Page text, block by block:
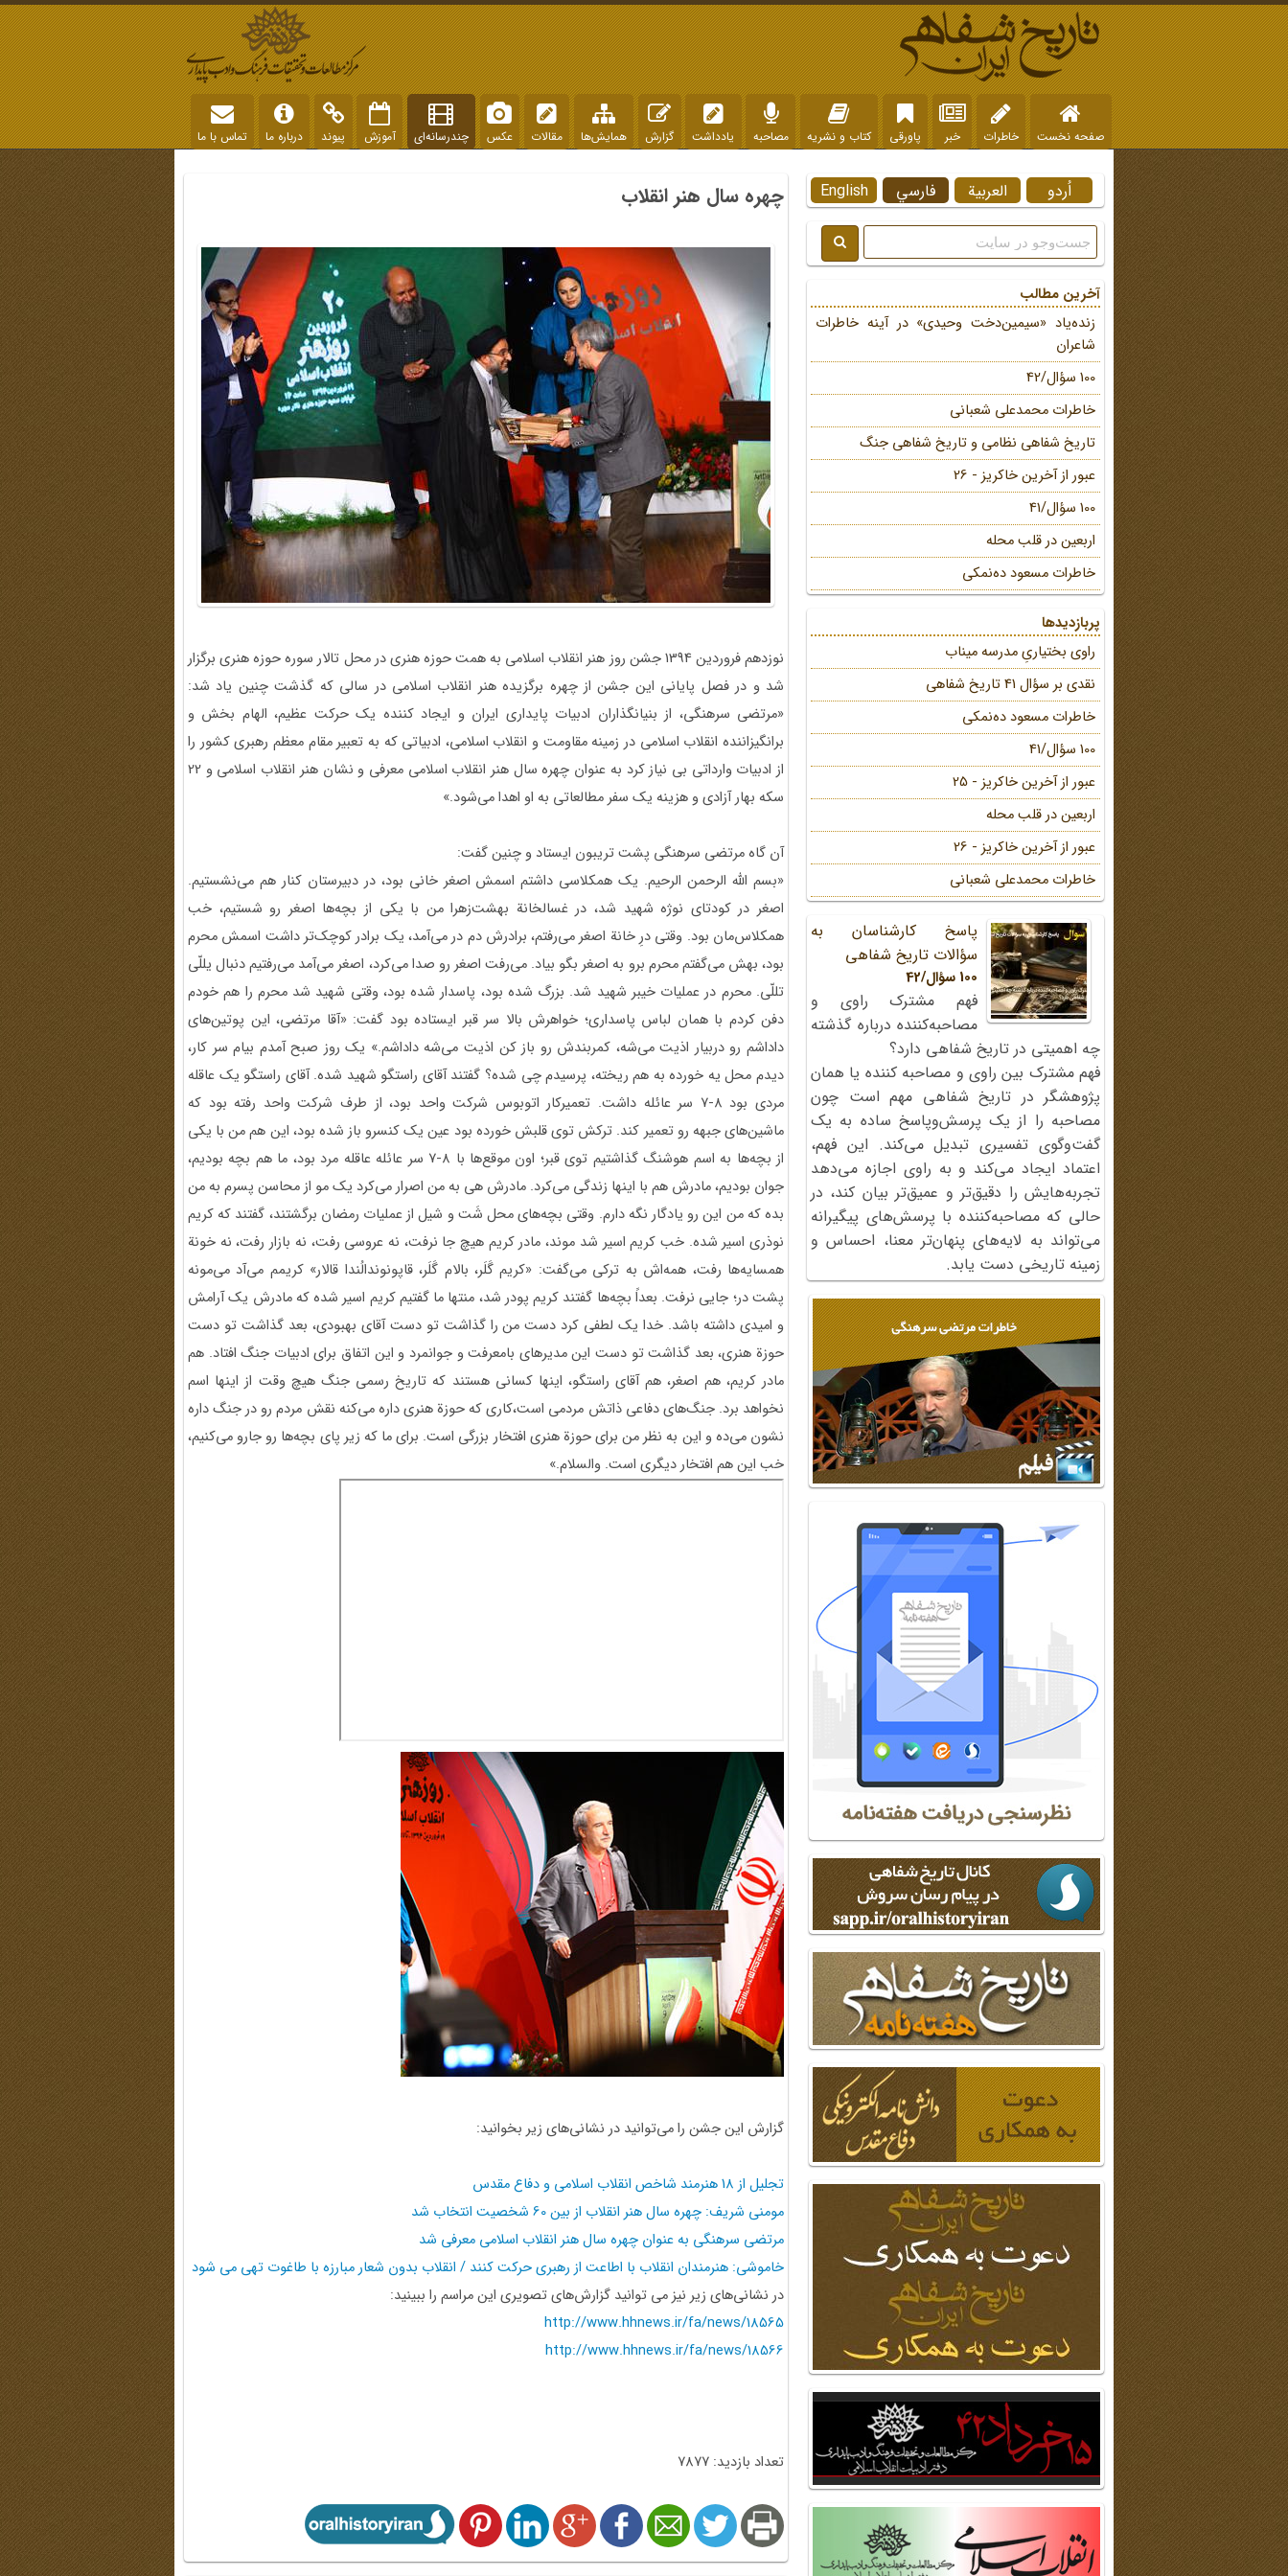
صفحه نخست خاطرات خبر پاورقی کتاب و نشریه مصاحبه یادداشت گزارش همایش‌ها مقالات عکس چندرسانه‌ای آموزش پیوند درباره ما تماس با ما
چهره سال هنر انقلاب
نوزدهم فروردین 1394 جشن روز هنر انقلاب اسلامی به همت حوزه هنری در محل تالار سوره حوزه هنری برگزار
شد و در فصل پایانی این جشن از چهره برگزیده هنر انقلاب اسلامی در سالی که گذشت چنین یاد شد:
«مرتضی سرهنگی، از بنیانگذاران ادبیات پایداری ایران و ایجاد کننده یک حرکت عظیم، الهام بخش و
برانگیزاننده انقلاب اسلامی در زمینه مقاومت و انقلاب اسلامی، ادبیاتی که به تعبیر مقام معظم رهبری کشور را
از ادبیات وارداتی بی نیاز کرد به عنوان چهره سال هنر انقلاب اسلامی معرفی و نشان هنر انقلاب اسلامی و 22
سکه بهار آزادی و هزینه یک سفر مطالعاتی به او اهدا می‌شود.»
آن گاه مرتضی سرهنگی پشت تریبون ایستاد و چنین گفت:
«بسم الله الرحمن الرحیم. یک همکلاسی داشتم اسمش اصغر خانی بود، در دبیرستان کنار هم می‌نشستیم.
اصغر در کودتای نوژه شهید شد، در غسالخانة بهشت‌زهرا من با یکی از بچه‌ها اصغر رو شستیم، خب
همکلاس‌مان بود. وقتی درِ خانة اصغر می‌رفتم، برادرش دم در می‌آمد، یک برادر کوچک‌تر داشت اسمش محرم
بود، بهش می‌گفتم محرم برو به اصغر بگو بیاد. می‌رفت اصغر رو صدا می‌کرد، اصغر می‌آمد می‌رفتیم دنبال یللّی
تللّی. محرم در عملیات خیبر شهید شد. بزرگ شده بود، پاسدار شده بود، وقتی شهید شد محرم را هم خودم
دفن کردم با همان لباس پاسداری؛ خواهرش بالا سر قبر ایستاده بود گفت: «آقا مرتضی، این پوتین‌های
داداشم رو دربیار اذیت می‌شه، کمربندش رو باز کن اذیت می‌شه داداشم.» یک روز صبح آمدم بیام سر کار،
دیدم محل یه خورده به هم ریخته، پرسیدم چی شده؟ گفتند آقای راستگو شهید شده. آقای راستگو یک عاقله
مردی بود 8-7 سر عائله داشت. تعمیرکار اتوبوس شرکت واحد بود، از طرف شرکت واحد رفته بود که
ماشین‌های جبهه رو تعمیر کند. ترکش توی قلبش خورده بود عین یک کنسرو باز شده بود، این هم من با یکی
از بچه‌ها به اسم هوشنگ گذاشتیم توی قبر؛ اون موقع‌ها با 8-7 سر عائله عاقله مرد بود، ما هم بچه بودیم،
جوان بودیم، مادرش هم با اینها زندگی می‌کرد. مادرش هی به من اصرار می‌کرد یک مو از محاسن پسرم به من
بده که من این رو یادگار نگه دارم. وقتی بچه‌های محل شَت و شیل از عملیات رمضان برگشتند، گفتند که کریم
نوذری اسیر شده. خب کریم اسیر شد موند، مادر کریم هیچ جا نرفت، نه عروسی رفت، نه بازار رفت، نه خونة
همسایه‌ها رفت، همه‌اش به ترکی می‌گفت: «کریم گَلَر، بالام گَلَر، قاپونوندالُندا قالار» کریمم می‌آد می‌مونه
پشت در؛ جایی نرفت. بعداً بچه‌ها گفتند کریم پودر شد، منتها ما گفتیم کریم اسیر شده که مادرش یک آرامش
و امیدی داشته باشد. خدا یک لطفی کرد دست من را گذاشت تو دست آقای بهبودی، بعد گذاشت تو دست
حوزة هنری، بعد گذاشت تو دست این مدیرهای بامعرفت و جوانمرد و این اتفاق برای ادبیات جنگ افتاد. هم
مادر کریم، هم اصغر، هم آقای راستگو، اینها کسانی هستند که تاریخ رسمی جنگ هیچ وقت از اینها اسم
نخواهد برد. جنگ‌های دفاعی ذاتش مردمی است،کاری که حوزة هنری داره می‌کنه نقش مردم رو در جنگ داره
نشون می‌ده و این به نظر من برای حوزة هنری افتخار بزرگی است. برای ما که زیر پای بچه‌ها رو جارو می‌کنیم،
خب این هم افتخار دیگری است. والسلام.»
گزارش این جشن را می‌توانید در نشانی‌های زیر بخوانید:
تجلیل از 18 هنرمند شاخص انقلاب اسلامی و دفاع مقدس
مومنی شریف: چهره سال هنر انقلاب از بین 60 شخصیت انتخاب شد
مرتضی سرهنگی به عنوان چهره سال هنر انقلاب اسلامی معرفی شد
خاموشی: هنرمندان انقلاب با اطاعت از رهبری حرکت کنند / انقلاب بدون شعار مبارزه با طاغوت تهی می شود
در نشانی‌های زیر نیز می توانید گزارش‌های تصویری این مراسم را ببینید:
http://www.hhnews.ir/fa/news/18565
http://www.hhnews.ir/fa/news/18566
تعداد بازدید: 7877
English فارسي العربية اُردو
آخرین مطالب
زنده‌یاد «سیمین‌دخت وحیدی» در آینه خاطرات
شاعران
100 سؤال/42
خاطرات محمد‌علی شعبانی
تاریخ شفاهی نظامی و تاریخ شفاهی جنگ
عبور از آخرین خاکریز - 26
100 سؤال/41
اربعین در قلب محله
خاطرات مسعود ده‌نمکی
پربازدیدها
راوی بختیاریِ مدرسه میناب
نقدی بر سؤال 41 تاریخ شفاهی
خاطرات مسعود ده‌نمکی
100 سؤال/41
عبور از آخرین خاکریز - 25
اربعین در قلب محله
عبور از آخرین خاکریز - 26
خاطرات محمد‌علی شعبانی
پاسخ کارشناسان به
سؤالات تاریخ شفاهی
100 سؤال/42
فهم مشترک راوی و
مصاحبه‌کننده درباره گذشته
چه اهمیتی در تاریخ شفاهی دارد؟
فهم مشترک بین راوی و مصاحبه کننده یا همان
پژوهشگر در تاریخ شفاهی مهم است چون
مصاحبه را از یک پرسش‌وپاسخ ساده به یک
گفت‌وگوی تفسیری تبدیل می‌کند. این فهم،
اعتماد ایجاد می‌کند و به راوی اجازه می‌دهد
تجربه‌هایش را دقیق‌تر و عمیق‌تر بیان کند، در
حالی که مصاحبه‌کننده با پرسش‌های پیگیرانه
می‌تواند به لایه‌های پنهان‌تر معنا، احساس و
زمینه تاریخی دست یابد.